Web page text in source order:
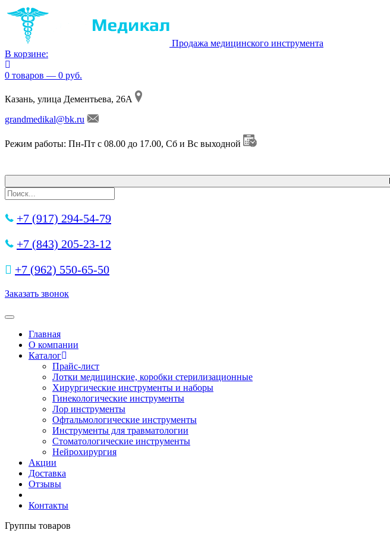
Продажа медицинского инструмента
В корзине:
0 товаров — 0 руб.
Казань, улица Дементьева, 26А
grandmedikal@bk.ru
Режим работы: Пн-Пт с 08.00 до 17.00, Сб и Вс выходной
+7 (917) 294-54-79
+7 (843) 205-23-12
+7 (962) 550‑65‑50‬
Заказать звонок
Toggle navigation
Главная
О компании
Каталог
Прайс-лист
Лотки медицинские, коробки стерилизационные
Хирургические инструменты и наборы
Гинекологические инструменты
Лор инструменты
Офтальмологические инструменты
Инструменты для травматологии
Стоматологические инструменты
Нейрохирургия
Акции
Доставка
Отзывы
Контакты
Группы товаров